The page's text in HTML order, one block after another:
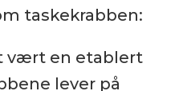
taskekrabben:
vært en etablert
lever på